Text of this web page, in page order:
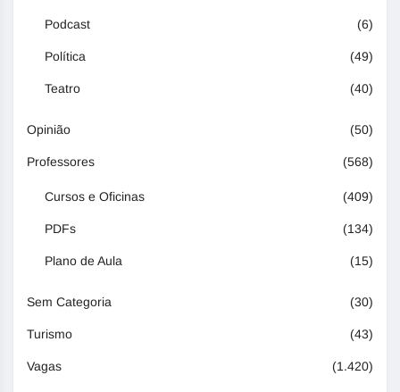
Podcast (6)
Política (49)
Teatro (40)
Opinião (50)
Professores (568)
Cursos e Oficinas (409)
PDFs (134)
Plano de Aula (15)
Sem Categoria (30)
Turismo (43)
Vagas (1.420)